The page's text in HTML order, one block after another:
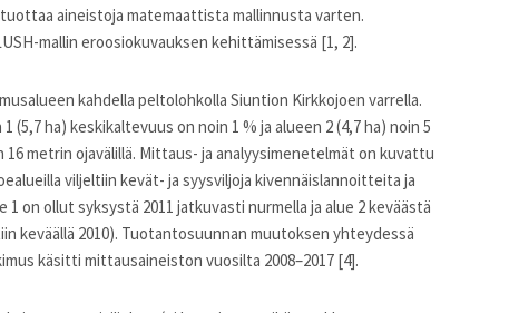
aineistoja matemaattista mallinnusta varten.
mallin eroosiokuvauksen kehittämisessä [1, 2].
kahdella peltolohkolla Siuntion Kirkkojoen varrella.
(5,7 ha) keskikaltevuus on noin 1 % ja alueen 2 (4,7 ha) noin 5
metrin ojavälillä. Mittaus- ja analyysimenetelmät on kuvattu
viljeltiin kevät- ja syysviljoja kivennäislannoitteita ja
on ollut syksystä 2011 jatkuvasti nurmella ja alue 2 keväästä
keväällä 2010). Tuotantosuunnan muutoksen yhteydessä
käsitti mittausaineiston vuosilta 2008–2017 [4].